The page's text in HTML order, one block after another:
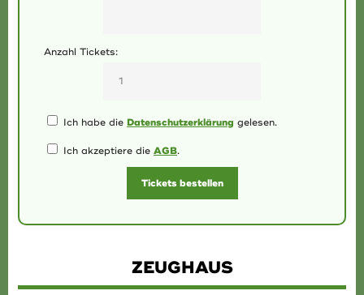
Anzahl Tickets:
Ich habe die Datenschutzerklärung gelesen.
Ich akzeptiere die AGB.
ZEUGHAUS